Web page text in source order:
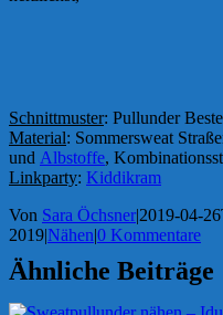
Schnittmuster: Pullunder
Material: Sommersweat
und Albstoffe,
Linkparty: Kiddikram
Von Sara Öchsner|2019-04-
2019|Nähen|0 Kommentare
Ähnliche Beiträge